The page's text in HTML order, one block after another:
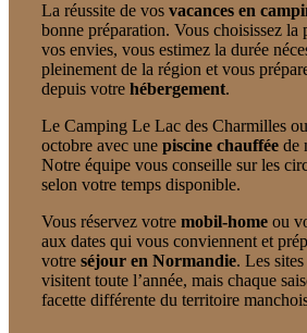
La réussite de vos vacances en
bonne préparation. Vous choisissez la
vos envies, vous estimez la durée
pleinement de la région et vous
depuis votre hébergement.
Le Camping Le Lac des Charmilles
octobre avec une piscine chauffée de
Notre équipe vous conseille sur les
selon votre temps disponible.
Vous réservez votre mobil-home ou
aux dates qui vous conviennent et
votre séjour en Normandie. Les
visitent toute l’année, mais chaque
facette différente du territoire